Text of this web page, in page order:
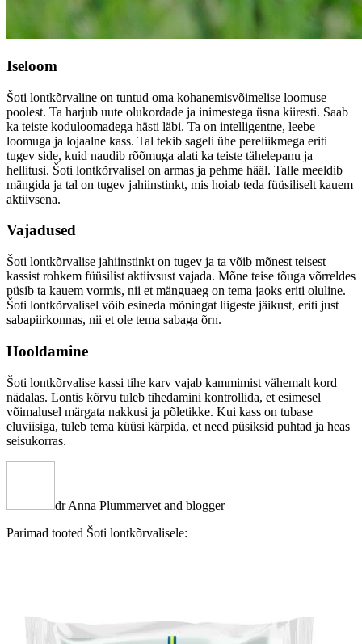
Iseloom
Šoti lontkõrvaline on tuntud oma kohanemisvõimelise loomuse
poolest. Ta harjub uute olukordade ja inimestega üsna kiiresti. Saab
ka teiste koduloomadega hästi läbi. Ta on intelligentne, leebe
loomuga ja lojaalne kass. Tal tekib sageli ühe pereliikmega eriti
tugev side, kuid naudib rõõmuga alati ka teiste tähelepanu ja
hellitusi. Šoti lontkõrvalisel on armas ja pehme hääl. Talle meeldib
mängida ja tal on tugev jahiinstinkt, mis hoiab teda füüsiliselt kauem
aktiivsena.
Vajadused
Šoti lontkõrvalise jahiinstinkt on tugev ja ta võib mõnest teisest
kassist rohkem füüsilist aktiivsust vajada. Mõne teise tõuga võrreldes
püsib ta kauem vormis, nii et mänguaeg on tema jaoks eriti oluline.
Šoti lontkõrvalisel võib esineda mõningat liigeste jäikust, eriti just
sabapiirkonnas, nii et ole tema sabaga õrn.
Hooldamine
Šoti lontkõrvalise kassi tihe karv vajab kammimist vähemalt kord
nädalas. Lontis kõrvu tuleb tihedamini kontrollida, et esimesel
võimalusel märgata nakkusi ja põletikke. Kui kass on tubase
eluviisiga, tuleb tema küüsi kärpida, et need püsiksid puhtad ja heas
seisukorras.
dr Anna Plummervet and blogger
Parimad tooted Šoti lontkõrvalisele: